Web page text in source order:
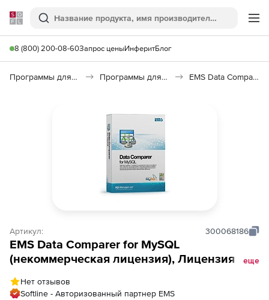
Softline
Поиск
8 (800) 200-08-60Запрос ценыИнферитБлог
Программы для программирования Программы для работы с базами данных EMS Data Comparer for MySQL
Артикул: 300068186
EMS Data Comparer for MySQL
(некоммерческая лицензия), Лицензия +еще
Нет отзывов
Softline - Авторизованный партнер EMS